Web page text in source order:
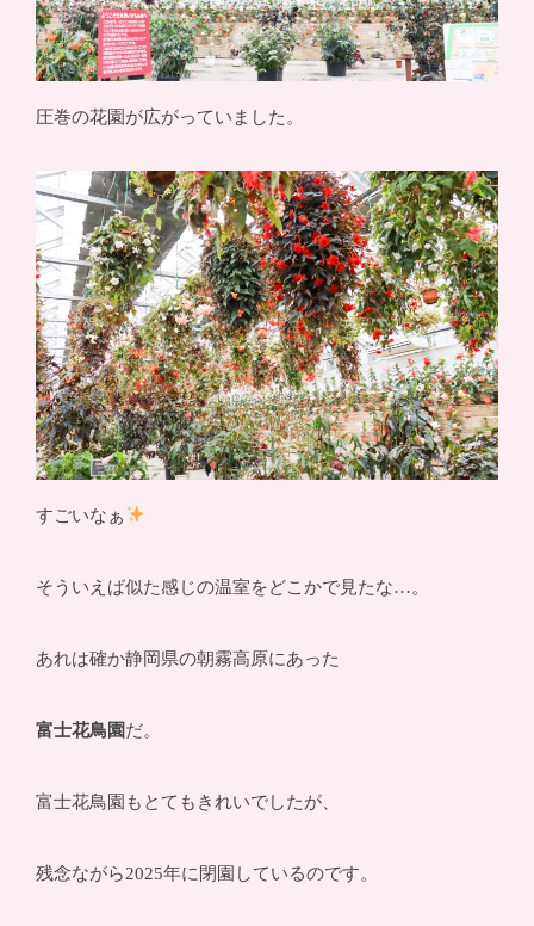
圧巻の花園が広がっていました。
すごいなぁ
そういえば似た感じの温室をどこかで見たな…。
あれは確か静岡県の朝霧高原にあった
富士花鳥園だ。
富士花鳥園もとてもきれいでしたが、
残念ながら2025年に閉園しているのです。